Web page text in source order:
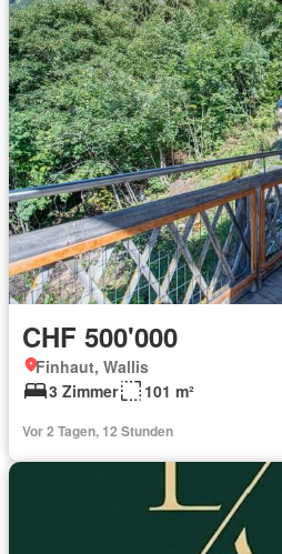
CHF 500'000
Finhaut, Wallis
3 Zimmer
101 m²
Vor 2 Tagen, 12 Stunden